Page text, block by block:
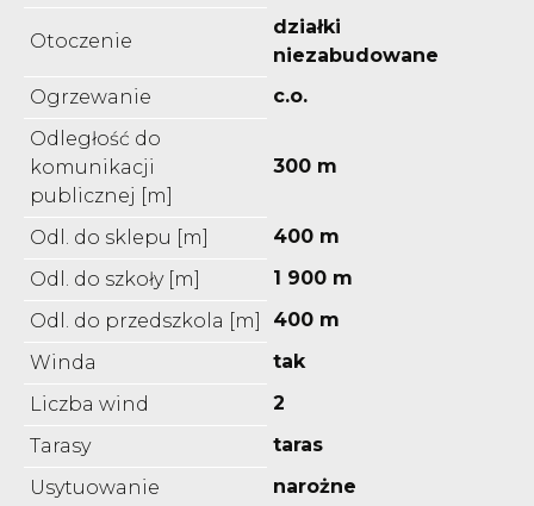
Otoczenie
działki
niezabudowane
Ogrzewanie
c.o.
Odległość do
komunikacji
publicznej [m]
300 m
Odl. do sklepu [m]
400 m
Odl. do szkoły [m]
1 900 m
Odl. do przedszkola [m]
400 m
Winda
tak
Liczba wind
2
Tarasy
taras
Usytuowanie
narożne